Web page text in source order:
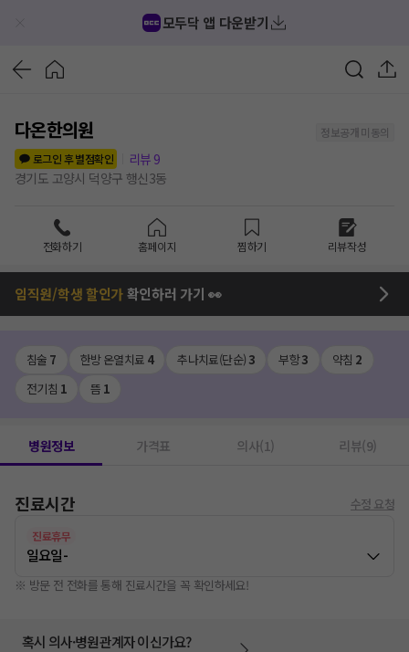
모두닥 앱 다운받기
다온한의원
정보공개 미동의
로그인 후 별점확인
리뷰 9
경기도 고양시 덕양구 행신3동
전화하기 홈페이지 찜하기 리뷰작성
임직원/학생 할인가확인하러 가기 👀
침술 7 한방 온열치료 4 추나치료(단순)3 부항3 약침 2
전기침 1 뜸 1
병원정보 가격표 의사(1) 리뷰(9)
진료시간 수정 요청
진료휴무
일요일-
※ 방문 전 전화를 통해 진료시간을 꼭 확인하세요!
혹시 의사·병원관계자 이신가요?